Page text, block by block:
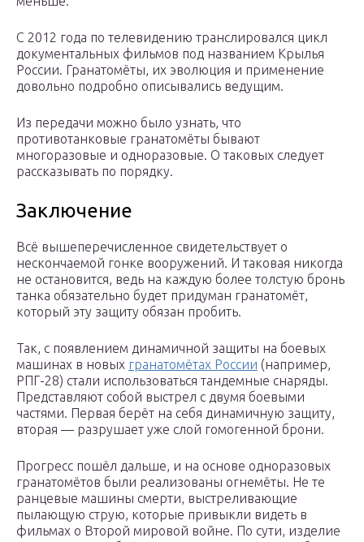
С 2012 года по телевидению транслировался цикл
документальных фильмов под названием Крылья
России. Гранатомёты, их эволюция и применение
довольно подробно описывались ведущим.
Из передачи можно было узнать, что
противотанковые гранатомёты бывают
многоразовые и одноразовые. О таковых следует
рассказывать по порядку.
Заключение
Всё вышеперечисленное свидетельствует о
нескончаемой гонке вооружений. И таковая никогда
не остановится, ведь на каждую более толстую бронь
танка обязательно будет придуман гранатомёт,
который эту защиту обязан пробить.
Так, с появлением динамичной защиты на боевых
машинах в новых гранатомётах России (например,
РПГ-28) стали использоваться тандемные снаряды.
Представляют собой выстрел с двумя боевыми
частями. Первая берёт на себя динамичную защиту,
вторая — разрушает уже слой гомогенной брони.
Прогресс пошёл дальше, и на основе одноразовых
гранатомётов были реализованы огнемёты. Не те
ранцевые машины смерти, выстреливающие
пылающую струю, которые привыкли видеть в
фильмах о Второй мировой войне. По сути, изделие